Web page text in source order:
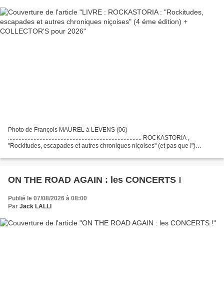
Photo de François MAUREL à LEVENS (06)
......................................................................................... ROCKASTORIA ,
"Rockitudes, escapades et autres chroniques niçoises" (et pas que !")
ON THE ROAD AGAIN : les CONCERTS !
Publié le 07/08/2026 à 08:00
Par Jack LALLI